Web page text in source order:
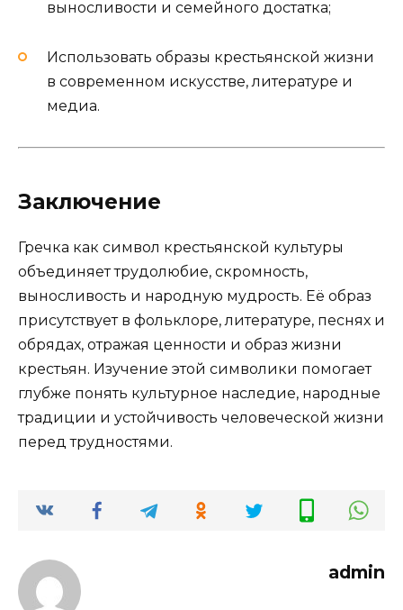
выносливости и семейного достатка;
Использовать образы крестьянской жизни
в современном искусстве, литературе и
медиа.
Заключение
Гречка как символ крестьянской культуры
объединяет трудолюбие, скромность,
выносливость и народную мудрость. Её образ
присутствует в фольклоре, литературе, песнях и
обрядах, отражая ценности и образ жизни
крестьян. Изучение этой символики помогает
глубже понять культурное наследие, народные
традиции и устойчивость человеческой жизни
перед трудностями.
admin